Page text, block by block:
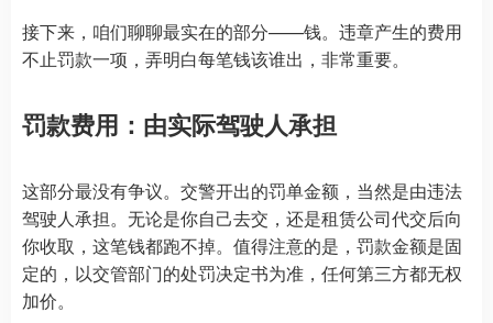
接下来，咱们聊聊最实在的部分——钱。违章产生的费用
不止罚款一项，弄明白每笔钱该谁出，非常重要。
罚款费用：由实际驾驶人承担
这部分最没有争议。交警开出的罚单金额，当然是由违法
驾驶人承担。无论是你自己去交，还是租赁公司代交后向
你收取，这笔钱都跑不掉。值得注意的是，罚款金额是固
定的，以交管部门的处罚决定书为准，任何第三方都无权
加价。